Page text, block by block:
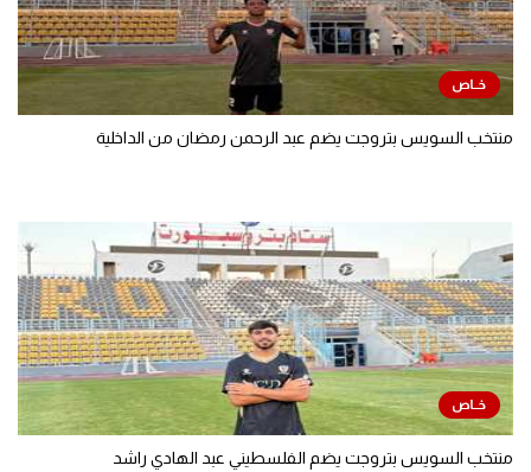
منتخب السويس بتروجت يضم عبد الرحمن رمضان من الداخلية
منتخب السويس بتروجت يضم الفلسطيني عبد الهادي راشد